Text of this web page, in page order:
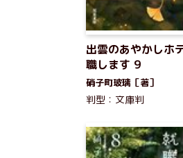
出雲のあやかしホ
職します 9
硝子町玻璃［著］
判型：文庫判